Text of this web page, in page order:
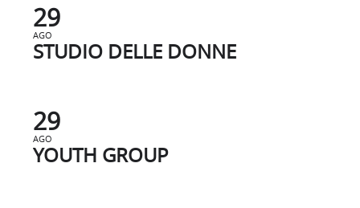
29
AGO
STUDIO DELLE DONNE
29
AGO
YOUTH GROUP